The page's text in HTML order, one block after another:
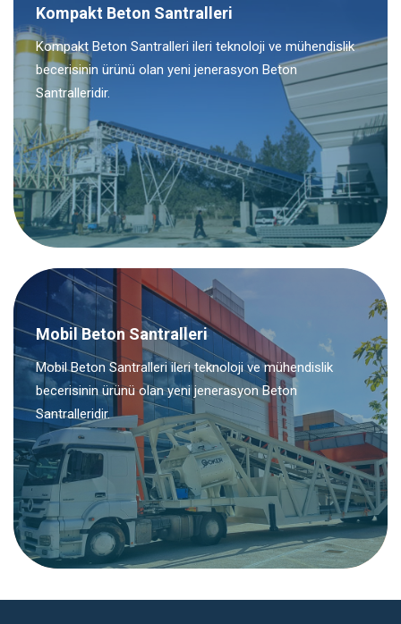
Kompakt Beton Santralleri
Kompakt Beton Santralleri ileri teknoloji ve mühendislik
becerisinin ürünü olan yeni jenerasyon Beton
Santralleridir.
Mobil Beton Santralleri
Mobil Beton Santralleri ileri teknoloji ve mühendislik
becerisinin ürünü olan yeni jenerasyon Beton
Santralleridir.